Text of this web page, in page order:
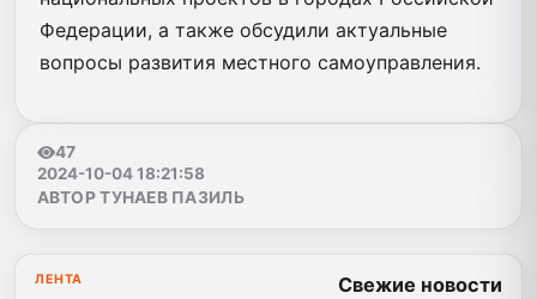
Федерации, а также обсудили актуальные
вопросы развития местного самоуправления.
47
2024-10-04 18:21:58
АВТОР ТУНАЕВ ПАЗИЛЬ
ЛЕНТА Свежие новости